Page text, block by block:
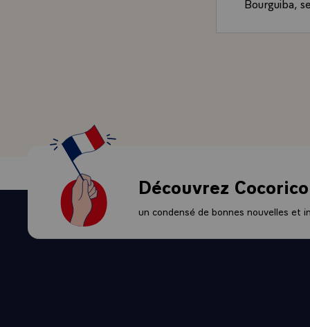
conception
Grâce,
les
peuple et
elle-même
France,
Découvrez Cocorico
un condensé de bonnes nouvelles et